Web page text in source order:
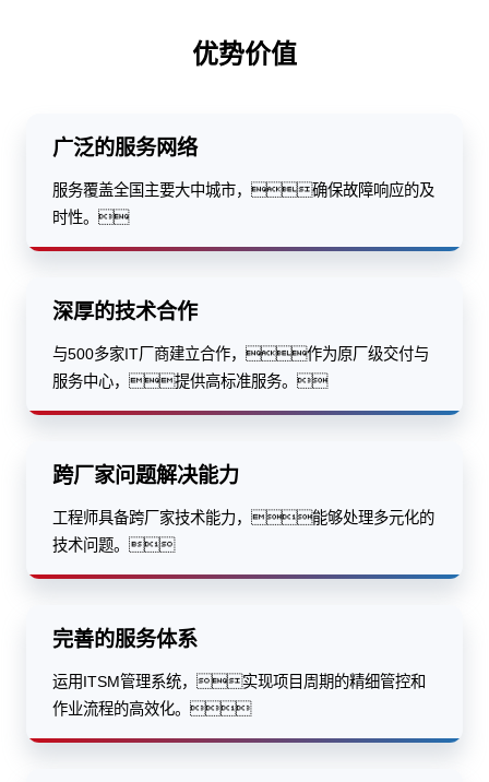
优势价值
广泛的服务网络
服务覆盖全国主要大中城市，确保故障响应的及
时性。
深厚的技术合作
与500多家IT厂商建立合作，作为原厂级交付与
服务中心，提供高标准服务。
跨厂家问题解决能力
工程师具备跨厂家技术能力，能够处理多元化的
技术问题。
完善的服务体系
运用ITSM管理系统，实现项目周期的精细管控和
作业流程的高效化。